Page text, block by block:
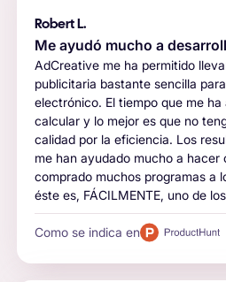
Robert L.
Me ayudó mucho a
AdCreative me ha permitido
publicitaria bastante sencilla
electrónico. El tiempo que me
calcular y lo mejor es que no
calidad por la eficiencia. Los
me han ayudado mucho a hacer
comprado muchos programas a
éste es, FÁCILMENTE, uno de
Como se indica en